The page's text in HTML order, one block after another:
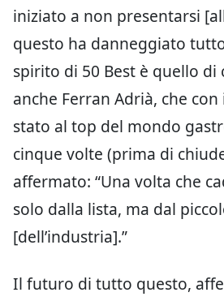
iniziato a non presentarsi
questo ha danneggiato
spirito di 50 Best è quello di
anche Ferran Adrià, che con
stato al top del mondo
cinque volte (prima di
affermato: “Una volta che
solo dalla lista, ma dal
[dell’industria].”
Il futuro di tutto questo,